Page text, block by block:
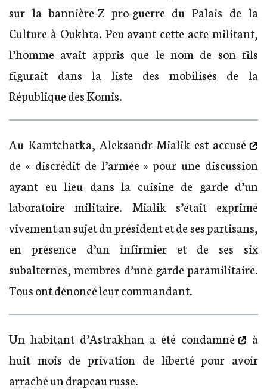
sur la bannière-Z pro-guerre du Palais de la
Culture à Oukhta. Peu avant cette acte militant,
l’homme avait appris que le nom de son fils
figurait dans la liste des mobilisés de la
République des Komis.
Au Kamtchatka, Aleksandr Mialik est accusé
de « discrédit de l’armée » pour une discussion
ayant eu lieu dans la cuisine de garde d’un
laboratoire militaire. Mialik s’était exprimé
vivement au sujet du président et de ses partisans,
en présence d’un infirmier et de ses six
subalternes, membres d’une garde paramilitaire.
Tous ont dénoncé leur commandant.
Un habitant d’Astrakhan a été condamné
à
huit mois de privation de liberté pour avoir
arraché un drapeau russe.